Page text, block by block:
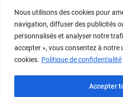
Nous utilisons des cookies pour
navigation, diffuser des publicités
personnalisés et analyser notre
accepter », vous consentez à notre
cookies. Politique de confidentialité
Accepter